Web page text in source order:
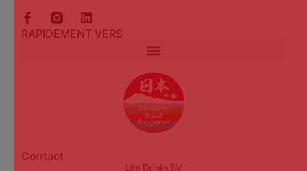
RAPIDEMENT VERS
Contact
Lito Drinks BV